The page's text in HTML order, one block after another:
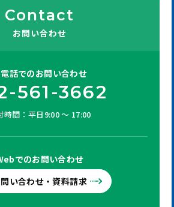
Contact
お問い合わせ
話でのお問い合わせ
561-3662
時間：平日9:00 ～ 17:00
でのお問い合わせ
い合わせ・資料請求